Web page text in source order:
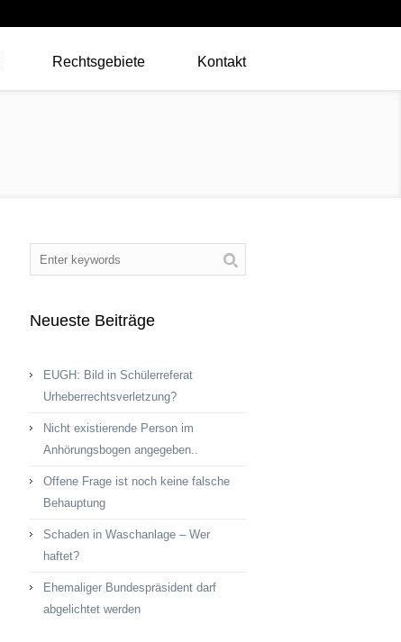
Rechtsgebiete Kontakt
Neueste Beiträge
EUGH: Bild in Schülerreferat
Urheberrechtsverletzung?
Nicht existierende Person im
Anhörungsbogen angegeben..
Offene Frage ist noch keine fal­sche
Behaup­tung
Schaden in Waschanlage – Wer
haftet?
Ehemaliger Bundespräsident darf
abgelichtet werden